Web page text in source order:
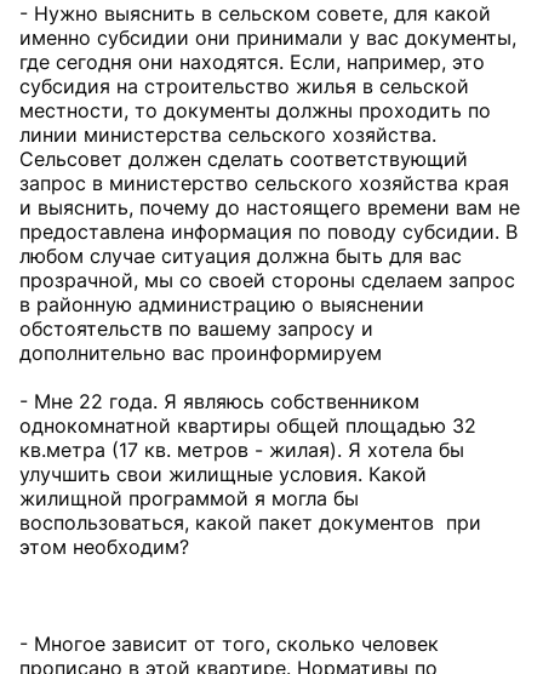
- Нужно выяснить в сельском совете, для какой
именно субсидии они принимали у вас документы,
где сегодня они находятся. Если, например, это
субсидия на строительство жилья в сельской
местности, то документы должны проходить по
линии министерства сельского хозяйства.
Сельсовет должен сделать соответствующий
запрос в министерство сельского хозяйства края
и выяснить, почему до настоящего времени вам не
предоставлена информация по поводу субсидии. В
любом случае ситуация должна быть для вас
прозрачной, мы со своей стороны сделаем запрос
в районную администрацию о выяснении
обстоятельств по вашему запросу и
дополнительно вас проинформируем
- Мне 22 года. Я являюсь собственником
однокомнатной квартиры общей площадью 32
кв.метра (17 кв. метров - жилая). Я хотела бы
улучшить свои жилищные условия. Какой
жилищной программой я могла бы
воспользоваться, какой пакет документов при
этом необходим?
- Многое зависит от того, сколько человек
прописано в этой квартире. Нормативы по